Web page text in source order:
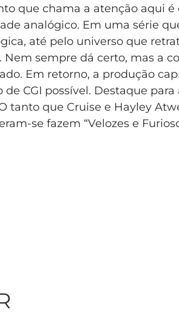
que chama a atenção aqui
analógico. Em uma série
até pelo universo que
Nem sempre dá certo, mas a
Em retorno, a produção
de CGI possível. Destaque
tanto que Cruise e Hayley
se fazem “Velozes e